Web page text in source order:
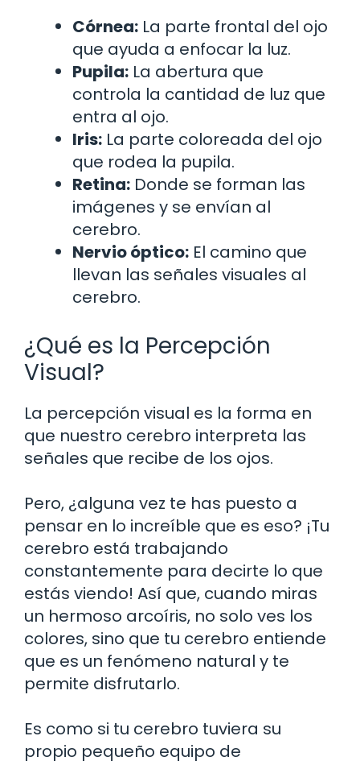
Córnea: La parte frontal del ojo
que ayuda a enfocar la luz.
Pupila: La abertura que
controla la cantidad de luz que
entra al ojo.
Iris: La parte coloreada del ojo
que rodea la pupila.
Retina: Donde se forman las
imágenes y se envían al
cerebro.
Nervio óptico: El camino que
llevan las señales visuales al
cerebro.
¿Qué es la Percepción
Visual?
La percepción visual es la forma en
que nuestro cerebro interpreta las
señales que recibe de los ojos.
Pero, ¿alguna vez te has puesto a
pensar en lo increíble que es eso? ¡Tu
cerebro está trabajando
constantemente para decirte lo que
estás viendo! Así que, cuando miras
un hermoso arcoíris, no solo ves los
colores, sino que tu cerebro entiende
que es un fenómeno natural y te
permite disfrutarlo.
Es como si tu cerebro tuviera su
propio pequeño equipo de